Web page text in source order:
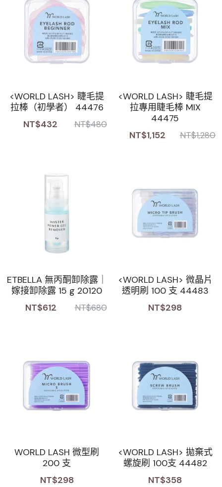
<WORLD LASH> 睫毛提
拉棒（初學者） 44476
NT$432
NT$480
<WORLD LASH> 睫毛提
拉專用睫毛棒 MIX
44475
NT$1,152
NT$1,280
ETBELLA 無丙酮卸除露｜
嫁接卸除露 15 g 20120
NT$612
NT$680
<WORLD LASH> 微晶片
透明刷 100 支 44483
NT$298
WORLD LASH 微型刷
200 支
NT$298
<WORLD LASH> 拋棄式
螺旋刷 100支 44482
NT$358